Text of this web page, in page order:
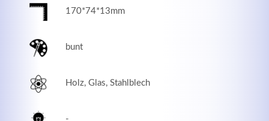
170*74*13mm
bunt
Holz, Glas, Stahlblech
-
MEHR INFOS